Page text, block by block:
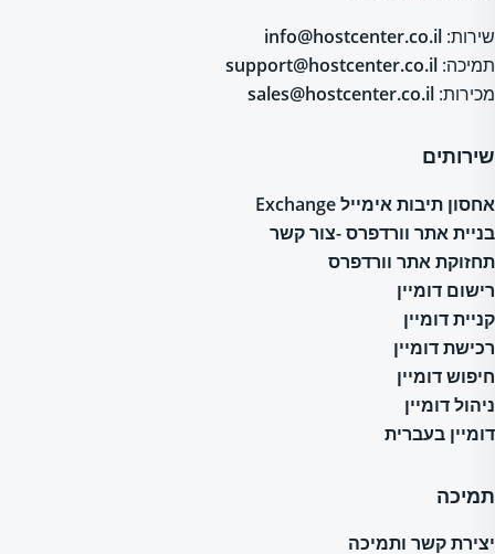
שירות: info@hostcenter.co.il
תמיכה: support@hostcenter.co.il
מכירות: sales@hostcenter.co.il
שירותים
אחסון תיבות אימייל Exchange
בניית אתר וורדפרס -צור קשר
תחזוקת אתר וורדפרס
רישום דומיין
קניית דומיין
רכישת דומיין
חיפוש דומיין
ניהול דומיין
דומיין בעברית
תמיכה
יצירת קשר ותמיכה